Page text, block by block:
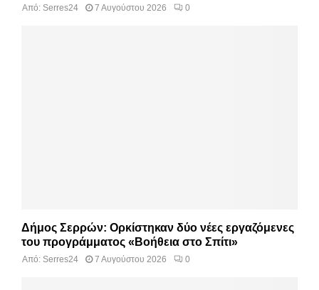
Από: Serres24 7 Αυγούστου 2026 0
Δήμος Σερρών: Ορκίστηκαν δύο νέες εργαζόμενες
του προγράμματος «Βοήθεια στο Σπίτι»
Από: Serres24 7 Αυγούστου 2026 0